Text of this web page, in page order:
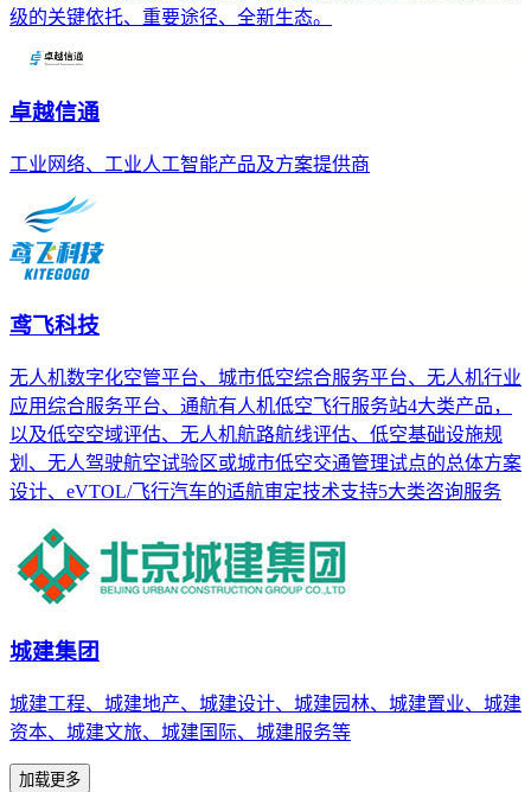
级的关键依托、重要途径、全新生态。
卓越信通
工业网络、工业人工智能产品及方案提供商
鸢飞科技
无人机数字化空管平台、城市低空综合服务平台、无人机行业
应用综合服务平台、通航有人机低空飞行服务站4大类产品，
以及低空空域评估、无人机航路航线评估、低空基础设施规
划、无人驾驶航空试验区或城市低空交通管理试点的总体方案
设计、eVTOL/飞行汽车的适航审定技术支持5大类咨询服务
城建集团
城建工程、城建地产、城建设计、城建园林、城建置业、城建
资本、城建文旅、城建国际、城建服务等
加载更多